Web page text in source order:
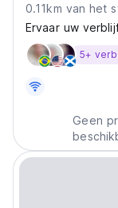
0.11km van het
Ervaar uw
5+
Geen